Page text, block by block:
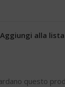
Aggiungi alla
questo